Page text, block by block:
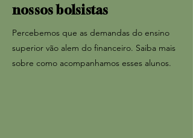
nossos bolsistas
Percebemos que as demandas do ensino
superior vão alem do financeiro. Saiba mais
sobre como acompanhamos esses alunos.